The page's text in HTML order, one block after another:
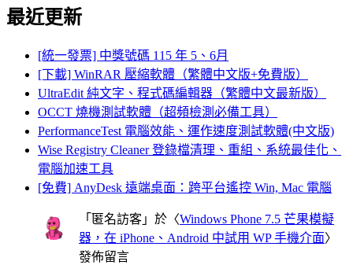
最近更新
[統一發票] 中獎號碼 115 年 5、6月
[下載] WinRAR 壓縮軟體（繁體中文版+免費版）
UltraEdit 純文字、程式碼編輯器（繁體中文最新版）
OCCT 燒機測試軟體（超頻檢測必備工具）
PerformanceTest 電腦效能、運作速度測試軟體(中文版)
Wise Registry Cleaner 登錄檔清理、重組、系統最佳化、
電腦加速工具
[免費] AnyDesk 遠端桌面：跨平台遙控 Win, Mac 電腦
「 匿名訪客 」於〈Windows Phone 7.5 芒果模擬
器，在 iPhone、Android 中試用 WP 手機介面〉
發佈留言